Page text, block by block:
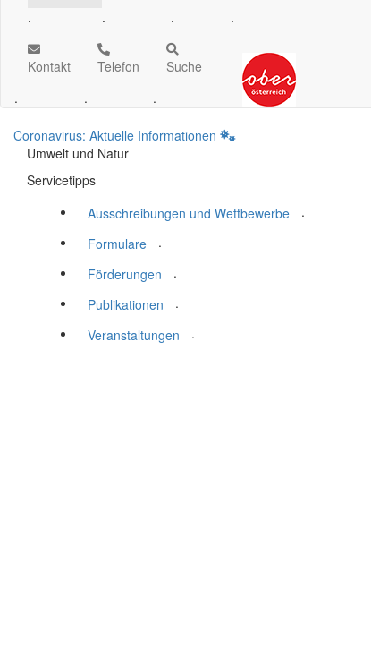
.
.
.
.
Kontakt
.
Telefon
.
Suche
.
Coronavirus: Aktuelle Informationen
Umwelt und Natur
Servicetipps
Ausschreibungen und Wettbewerbe
.
Formulare
.
Förderungen
.
Publikationen
.
Veranstaltungen
.